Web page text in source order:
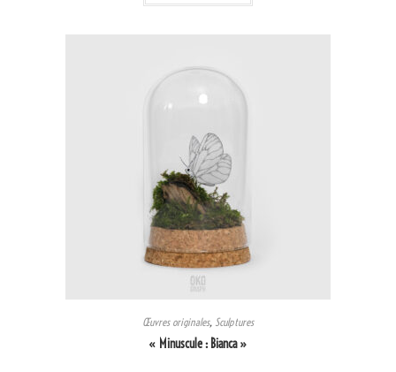
Œuvres originales, Sculptures
« Minuscule : Bianca »